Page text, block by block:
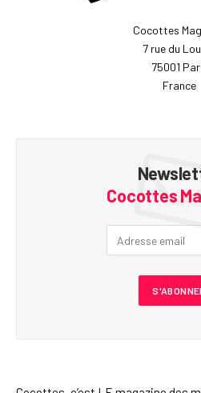
Cocottes
7 rue du
75001
France
Cocottes